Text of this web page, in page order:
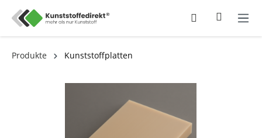
Produkte Kunststoffplatten